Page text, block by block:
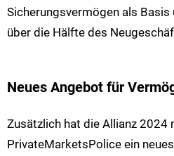
Sicherungsvermögen als
über die Hälfte des
Neues Angebot für
Zusätzlich hat die Allianz 2024
PrivateMarketsPolice ein